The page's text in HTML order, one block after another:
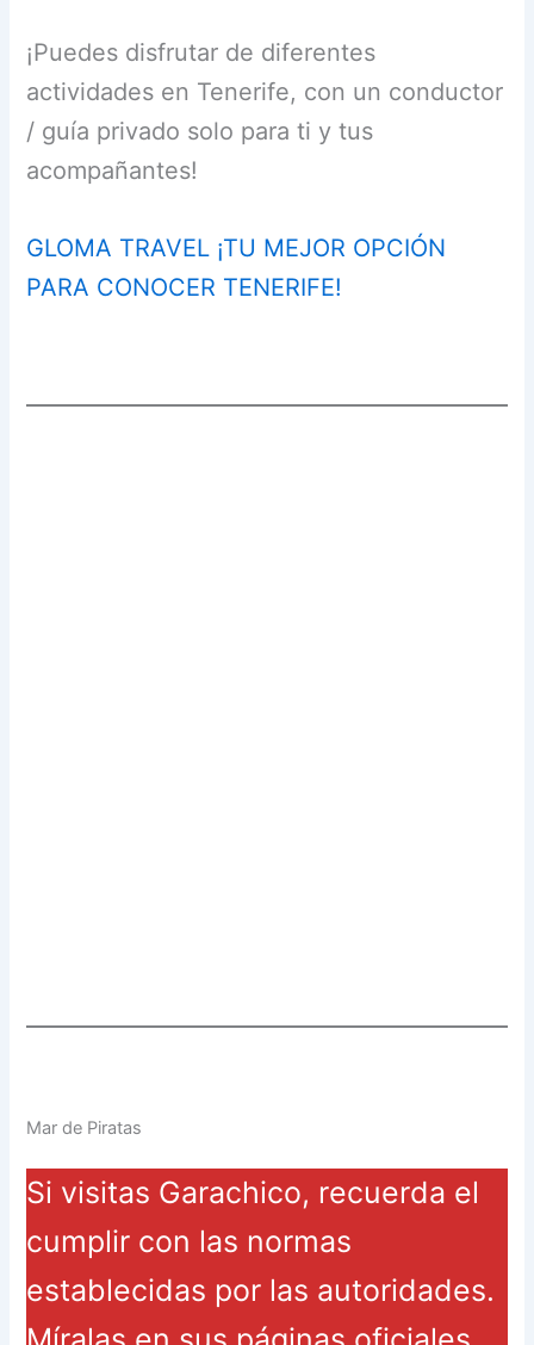
¡Puedes disfrutar de diferentes
actividades en Tenerife, con un conductor
/ guía privado solo para ti y tus
acompañantes!
GLOMA TRAVEL ¡TU MEJOR OPCIÓN
PARA CONOCER TENERIFE!
Mar de Piratas
Si visitas Garachico, recuerda el
cumplir con las normas
establecidas por las autoridades.